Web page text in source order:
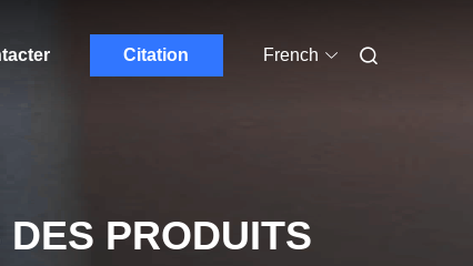
Citation French
DES PRODUITS